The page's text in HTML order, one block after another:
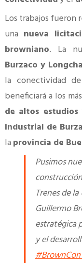
Los trabajos fueron
una nueva
browniano. La
Burzaco y
la conectividad
beneficiará a los
de altos estudios
Industrial de
la provincia de
Pusimos
Trenes de
Guillermo
estratégica
y el